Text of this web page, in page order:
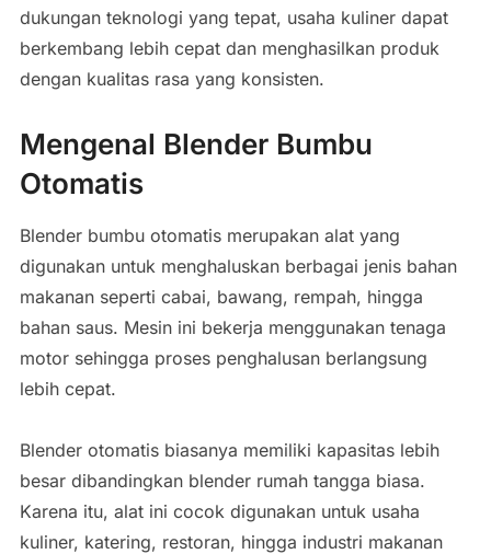
dukungan teknologi yang tepat, usaha kuliner dapat
berkembang lebih cepat dan menghasilkan produk
dengan kualitas rasa yang konsisten.
Mengenal Blender Bumbu
Otomatis
Blender bumbu otomatis merupakan alat yang
digunakan untuk menghaluskan berbagai jenis bahan
makanan seperti cabai, bawang, rempah, hingga
bahan saus. Mesin ini bekerja menggunakan tenaga
motor sehingga proses penghalusan berlangsung
lebih cepat.
Blender otomatis biasanya memiliki kapasitas lebih
besar dibandingkan blender rumah tangga biasa.
Karena itu, alat ini cocok digunakan untuk usaha
kuliner, katering, restoran, hingga industri makanan